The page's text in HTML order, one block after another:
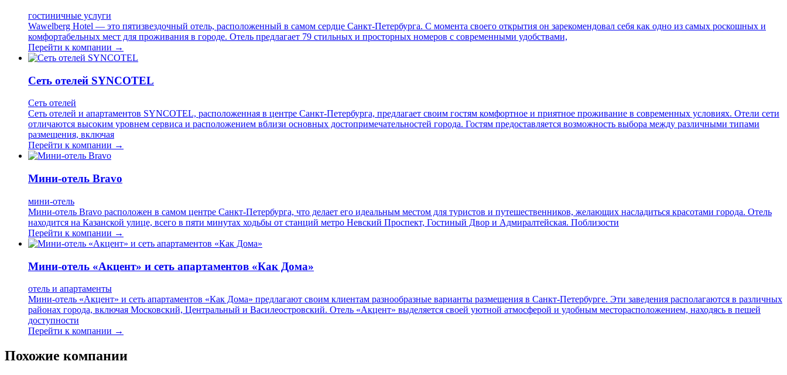
гостиничные услуги
Wawelberg Hotel — это пятизвездочный отель, расположенный в самом сердце Санкт-Петербурга. С момента своего открытия он зарекомендовал себя как одно из самых роскошных и
комфортабельных мест для проживания в городе. Отель предлагает 79 стильных и просторных номеров с современными удобствами,
Перейти к компании →
Сеть отелей SYNCOTEL
Сеть отелей
Сеть отелей и апартаментов SYNCOTEL, расположенная в центре Санкт-Петербурга, предлагает своим гостям комфортное и приятное проживание в современных условиях. Отели сети
отличаются высоким уровнем сервиса и расположением вблизи основных достопримечательностей города. Гостям предоставляется возможность выбора между различными типами
размещения, включая
Перейти к компании →
Мини-отель Bravo
мини-отель
Мини-отель Bravo расположен в самом центре Санкт-Петербурга, что делает его идеальным местом для туристов и путешественников, желающих насладиться красотами города. Отель
находится на Казанской улице, всего в пяти минутах ходьбы от станций метро Невский Проспект, Гостиный Двор и Адмиралтейская. Поблизости
Перейти к компании →
Мини-отель «Акцент» и сеть апартаментов «Как Дома»
отель и апартаменты
Мини-отель «Акцент» и сеть апартаментов «Как Дома» предлагают своим клиентам разнообразные варианты размещения в Санкт-Петербурге. Эти заведения располагаются в различных
районах города, включая Московский, Центральный и Василеостровский. Отель «Акцент» выделяется своей уютной атмосферой и удобным месторасположением, находясь в пешей
доступности
Перейти к компании →
Похожие компании